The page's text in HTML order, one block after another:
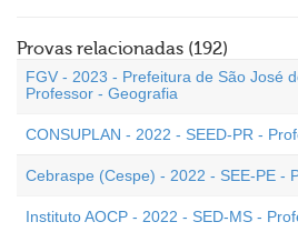
Provas relacionadas (192)
FGV - 2023 - Prefeitura de São José
Professor - Geografia
CONSUPLAN - 2022 - SEED-PR -
Cebraspe (Cespe) - 2022 - SEE-PE -
Instituto AOCP - 2022 - SED-MS -